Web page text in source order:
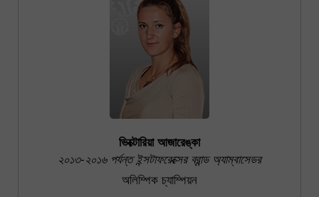
ভিক্টোরিয়া আজারেঙ্কা
২০১৩-২০১৬ পর্যন্ত ইন্সটাফরেক্সের ব্রান্ড অ্যাম্বাসেডর
অলিম্পিক চ্যাম্পিয়ন